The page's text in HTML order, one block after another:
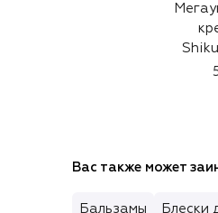
Вас также может
Бальзамы Блески